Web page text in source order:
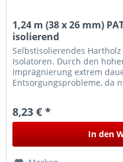
1,24 m (38 x 26 mm)
isolierend
Selbstisolierendes
Isolatoren. Durch den
Imprägnierung extrem
Entsorgungsprobleme, da
8,23 € *
In den